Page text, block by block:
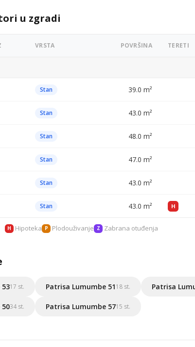
u zgradi
VRSTA POVRŠINA TERETI
Stan 39.0 m²
Stan 43.0 m²
Stan 48.0 m²
Stan 47.0 m²
Stan 43.0 m²
Stan 43.0 m² H
H Hipoteka P Plodouživanje Z Zabrana otuđenja
17 st. Patrisa Lumumbe 5118 st. Patrisa
34 st. Patrisa Lumumbe 5715 st.